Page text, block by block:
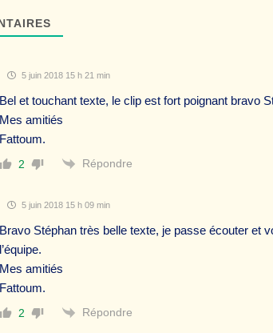
5 juin 2018 15 h 21 min
Bel et touchant texte, le clip est fort poignant bravo
Mes amitiés
Fattoum.
2 Répondre
5 juin 2018 15 h 09 min
Bravo Stéphan très belle texte, je passe écouter et
l’équipe.
Mes amitiés
Fattoum.
2 Répondre